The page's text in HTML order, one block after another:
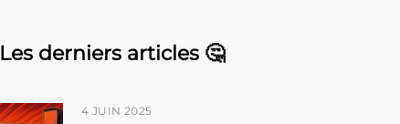
Les derniers articles 🤔
4 JUIN 2025